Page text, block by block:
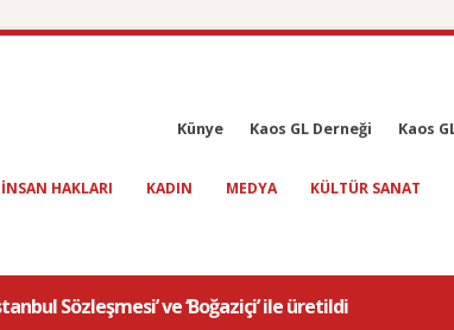
Künye Kaos GL Derneği Kaos
INSAN HAKLARI KADIN MEDYA KÜLTÜR SANAT
Sözleşmesi’ ve ‘Boğaziçi’ ile üretildi